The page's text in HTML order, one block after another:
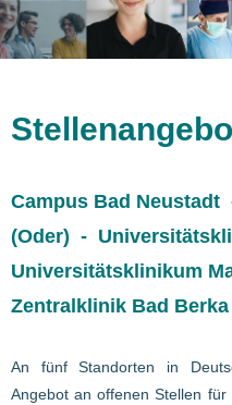
Bewerbungstipps
Campus Bad
(Oder) -
Universitätsklinikum
Zentralklinik Bad Berka
An fünf Standorten in
Angebot an offenen Stellen